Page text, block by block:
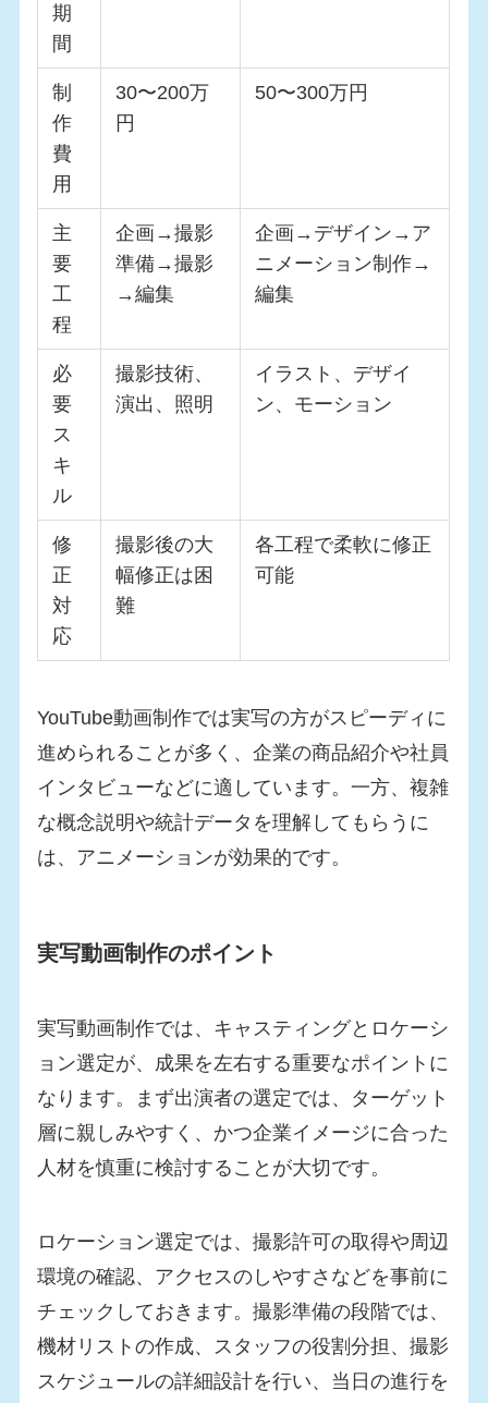
期
間
制
作
費
用
30〜200万
円
50〜300万円
主
要
工
程
企画→撮影
準備→撮影
→編集
企画→デザイン→ア
ニメーション制作→
編集
必
要
ス
キ
ル
撮影技術、
演出、照明
イラスト、デザイ
ン、モーション
修
正
対
応
撮影後の大
幅修正は困
難
各工程で柔軟に修正
可能
YouTube動画制作では実写の方がスピーディに
進められることが多く、企業の商品紹介や社員
インタビューなどに適しています。一方、複雑
な概念説明や統計データを理解してもらうに
は、アニメーションが効果的です。
実写動画制作のポイント
実写動画制作では、キャスティングとロケーシ
ョン選定が、成果を左右する重要なポイントに
なります。まず出演者の選定では、ターゲット
層に親しみやすく、かつ企業イメージに合った
人材を慎重に検討することが大切です。
ロケーション選定では、撮影許可の取得や周辺
環境の確認、アクセスのしやすさなどを事前に
チェックしておきます。撮影準備の段階では、
機材リストの作成、スタッフの役割分担、撮影
スケジュールの詳細設計を行い、当日の進行を